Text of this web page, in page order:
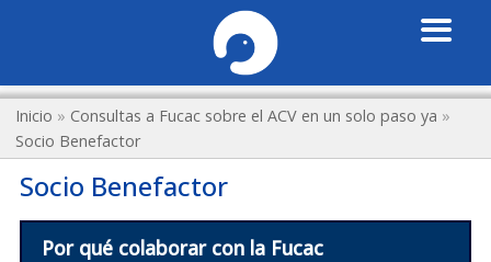
Inicio » Consultas a Fucac sobre el ACV en un solo paso ya »
Socio Benefactor
Socio Benefactor
Por qué colaborar con la Fucac